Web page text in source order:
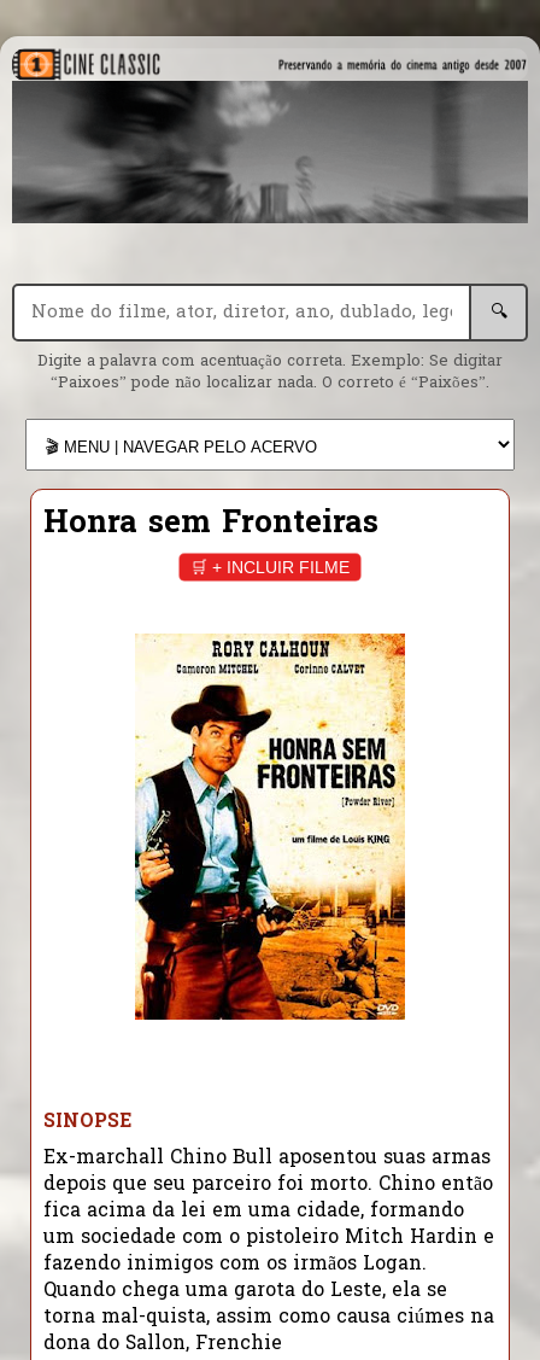
🔍
Digite a palavra com acentuação correta. Exemplo: Se digitar
“Paixoes” pode não localizar nada. O correto é “Paixões”.
Honra sem Fronteiras
🛒 + INCLUIR FILME
SINOPSE
Ex-marchall Chino Bull aposentou suas armas
depois que seu parceiro foi morto. Chino então
fica acima da lei em uma cidade, formando
um sociedade com o pistoleiro Mitch Hardin e
fazendo inimigos com os irmãos Logan.
Quando chega uma garota do Leste, ela se
torna mal-quista, assim como causa ciúmes na
dona do Sallon, Frenchie